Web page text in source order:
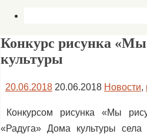
Конкурс рисунка «Мы
культуры
20.06.2018 20.06.2018 Новости,
Конкурсом рисунка «Мы
«Радуга» Дома культуры